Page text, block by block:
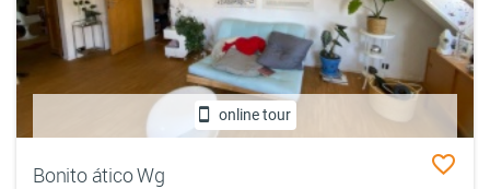
online tour
Bonito ático Wg